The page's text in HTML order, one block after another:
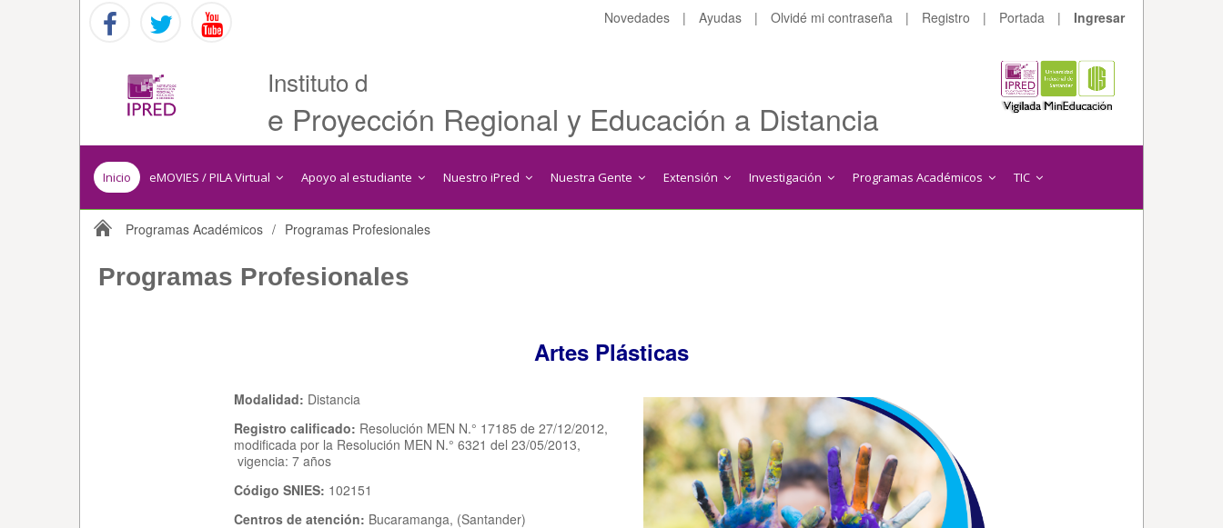
Novedades | Ayudas | Olvidé mi contraseña | Registro | Portada | Ingresar
Instituto d
e Proyección Regional y Educación a Distancia
Inicio eMOVIES / PILA Virtual Apoyo al estudiante Nuestro iPred Nuestra Gente Extensión Investigación Programas Académicos TIC
Programas Académicos / Programas Profesionales